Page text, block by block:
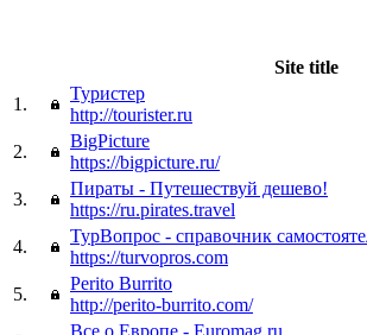
Site title
1.
Туристер
http://tourister.ru
2.
BigPicture
https://bigpicture.ru/
3.
Пираты - Путешествуй дешево!
https://ru.pirates.travel
4.
ТурВопрос - справочник
https://turvopros.com
5.
Perito Burrito
http://perito-burrito.com/
Все о Европе - Euromag.ru